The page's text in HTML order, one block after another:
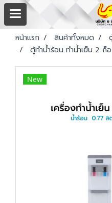
หน้าแรก สินค้าทั้งหมด
ตู้ทำน้ำร้อน ทำน้ำเย็น 2 ก็
New